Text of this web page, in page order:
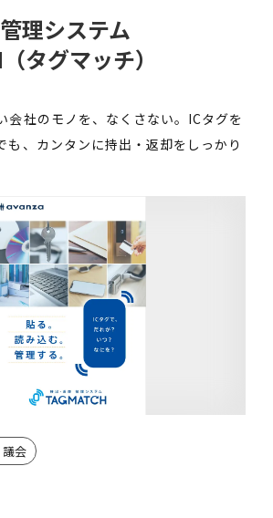
理システム
タグマッチ）
会社のモノを、なくさない。ICタグを
も、カンタンに持出・返却をしっかり
会